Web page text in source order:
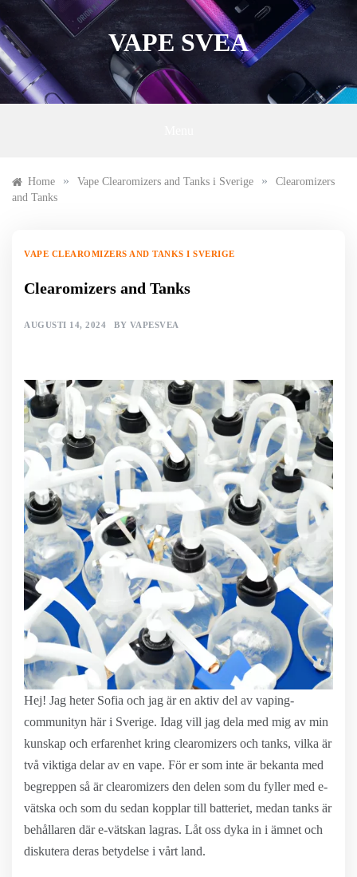
to
content
VAPE SVEA
Home » Vape Clearomizers and Tanks i Sverige »
Clearomizers
and Tanks
VAPE CLEAROMIZERS AND TANKS I SVERIGE
Clearomizers and Tanks
AUGUSTI 14, 2024 BY VAPESVEA
Hej! Jag heter Sofia och jag är en aktiv del av vaping-
communityn här i Sverige. Idag vill jag dela med mig av min
kunskap och erfarenhet kring clearomizers och tanks, vilka är
två viktiga delar av en vape. För er som inte är bekanta med
begreppen så är clearomizers den delen som du fyller med e-
vätska och som du sedan kopplar till batteriet, medan tanks är
behållaren där e-vätskan lagras. Låt oss dyka in i ämnet och
diskutera deras betydelse i vårt land.